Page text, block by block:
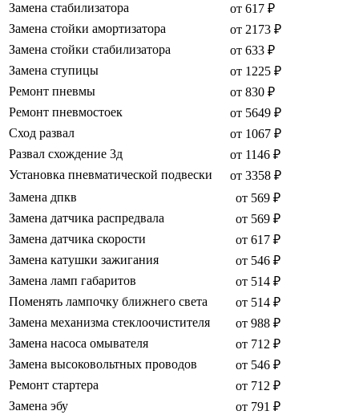
Замена стабилизатора
от 617 ₽
Замена стойки амортизатора
от 2173 ₽
Замена стойки стабилизатора
от 633 ₽
Замена ступицы
от 1225 ₽
Ремонт пневмы
от 830 ₽
Ремонт пневмостоек
от 5649 ₽
Сход развал
от 1067 ₽
Развал схождение 3д
от 1146 ₽
Установка пневматической подвески
от 3358 ₽
Замена дпкв
от 569 ₽
Замена датчика распредвала
от 569 ₽
Замена датчика скорости
от 617 ₽
Замена катушки зажигания
от 546 ₽
Замена ламп габаритов
от 514 ₽
Поменять лампочку ближнего света
от 514 ₽
Замена механизма стеклоочистителя
от 988 ₽
Замена насоса омывателя
от 712 ₽
Замена высоковольтных проводов
от 546 ₽
Ремонт стартера
от 712 ₽
Замена эбу
от 791 ₽